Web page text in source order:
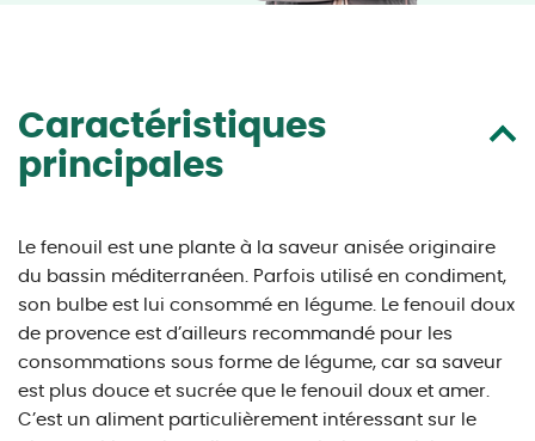
Caractéristiques
principales
Le fenouil est une plante à la saveur anisée originaire
du bassin méditerranéen. Parfois utilisé en condiment,
son bulbe est lui consommé en légume. Le fenouil doux
de provence est d’ailleurs recommandé pour les
consommations sous forme de légume, car sa saveur
est plus douce et sucrée que le fenouil doux et amer.
C’est un aliment particulièrement intéressant sur le